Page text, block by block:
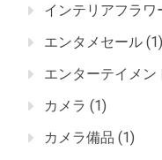
インテリアフラワ
エンタメセール (1)
エンターテイメン
カメラ (1)
カメラ備品 (1)